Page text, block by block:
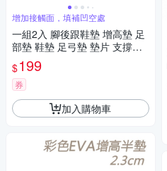
增加接觸面，填補凹空處
一組2入 腳後跟鞋墊 增高墊 足
部墊 鞋墊 足弓墊 墊片 支撐墊
軟墊 高跟鞋墊 腳後跟貼
$199
券
加入購物車